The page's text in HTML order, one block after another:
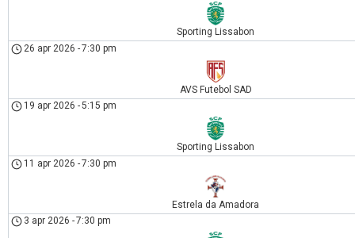
Sporting Lissabon
26 apr 2026 -7:30 pm
AVS Futebol SAD
19 apr 2026 -5:15 pm
Sporting Lissabon
11 apr 2026 -7:30 pm
Estrela da Amadora
3 apr 2026 -7:30 pm